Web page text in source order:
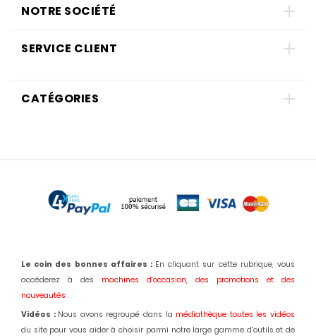
NOTRE SOCIÉTÉ
SERVICE CLIENT
CATÉGORIES
Le coin des bonnes affaires : En cliquant sur cette rubrique, vous
accéderez à des machines d'occasion, des promotions et des
nouveautés .
Vidéos : Nous avons regroupé dans la médiathèque toutes les vidéos
du site pour vous aider à choisir parmi notre large gamme d'outils et de